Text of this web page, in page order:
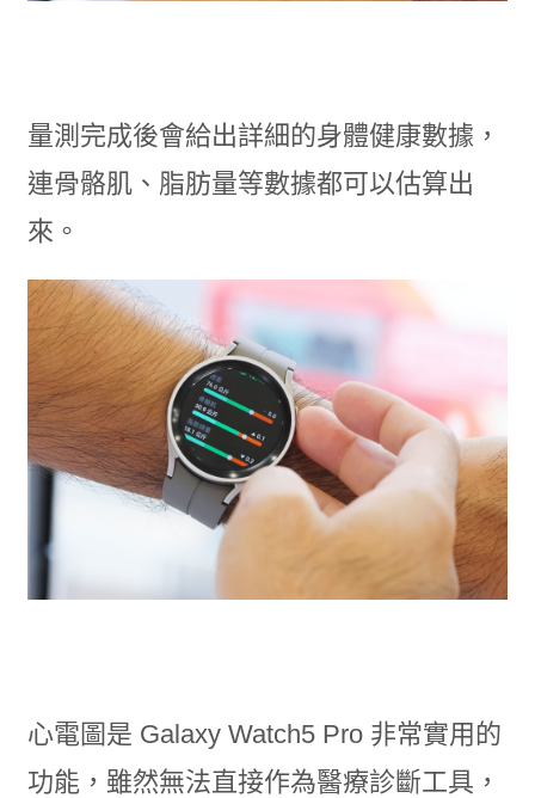
量測完成後會給出詳細的身體健康數據，
連骨骼肌、脂肪量等數據都可以估算出
來。
心電圖是 Galaxy Watch5 Pro 非常實用的
功能，雖然無法直接作為醫療診斷工具，